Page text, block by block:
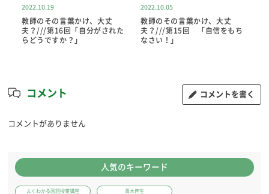
2022.10.19
教師のその言葉かけ、大丈
夫？///第16回「自分がされた
らどうですか？」
2022.10.05
教師のその言葉かけ、大丈
夫？///第15回 「自信をもち
なさい！」
コメント コメントを書く
コメントがありません
人気のキーワード
よくわかる国語授業講座 青木伸生